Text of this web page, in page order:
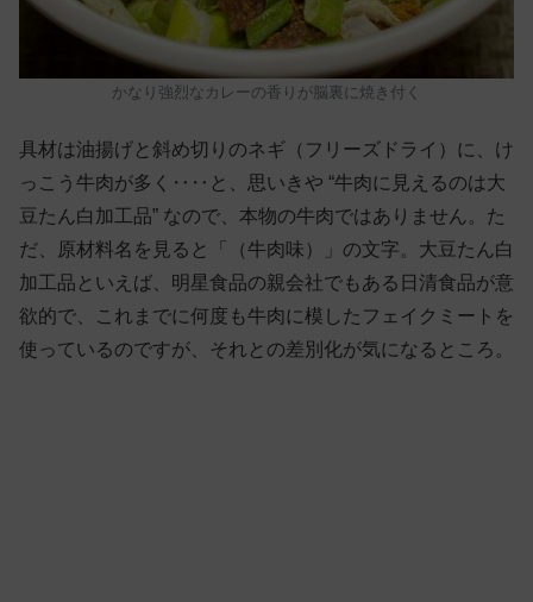
かなり強烈なカレーの香りが脳裏に焼き付く
具材は油揚げと斜め切りのネギ（フリーズドライ）に、け
っこう牛肉が多く‥‥と、思いきや “牛肉に見えるのは大
豆たん白加工品” なので、本物の牛肉ではありません。た
だ、原材料名を見ると「（牛肉味）」の文字。大豆たん白
加工品といえば、明星食品の親会社でもある日清食品が意
欲的で、これまでに何度も牛肉に模したフェイクミートを
使っているのですが、それとの差別化が気になるところ。